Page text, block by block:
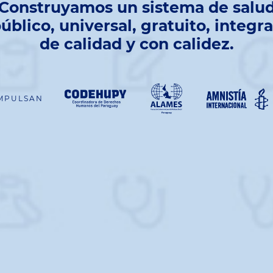
un sistema de
universal, gratuito,
de calidad y con calidez.